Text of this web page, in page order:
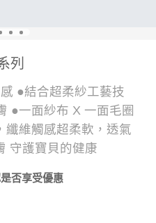
列
●結合超柔紗工藝技
●一面紗布 X 一面毛圈
纖維觸感超柔軟，透氣
守護寶貝的健康
是否享受優惠